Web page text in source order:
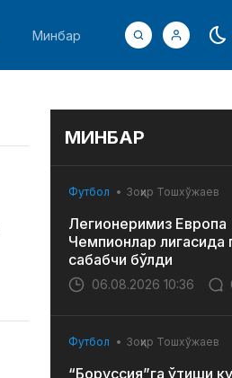
Минбар
МИНБАР
Футбол Зоҳир Тошхўжаев
Легионеримиз Европа
Чемпионлар лигасида
сабабчи бўлди
06.08.2026 10:36
Футбол Зоҳир Тошхўжаев
“Боруссия”га ўтиши